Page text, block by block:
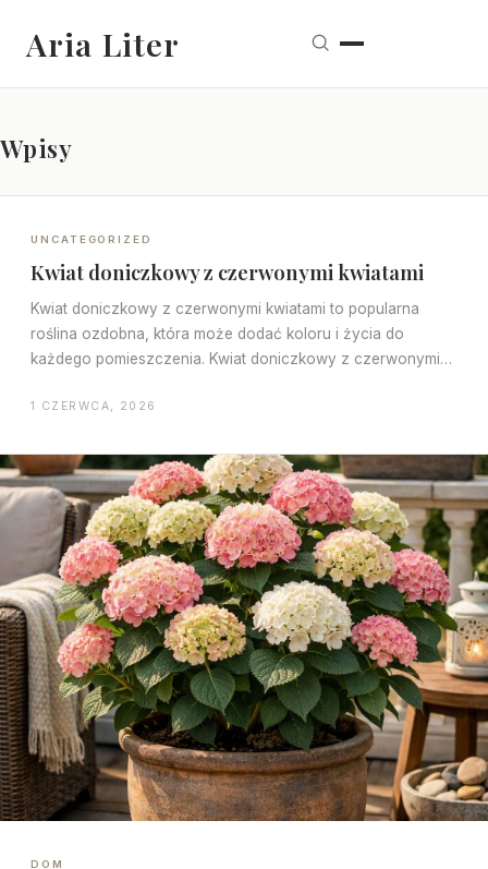
Aria Liter
Wpisy
UNCATEGORIZED
Kwiat doniczkowy z czerwonymi kwiatami
Kwiat doniczkowy z czerwonymi kwiatami to popularna
roślina ozdobna, która może dodać koloru i życia do
każdego pomieszczenia. Kwiat doniczkowy z czerwonymi…
1 CZERWCA, 2026
DOM